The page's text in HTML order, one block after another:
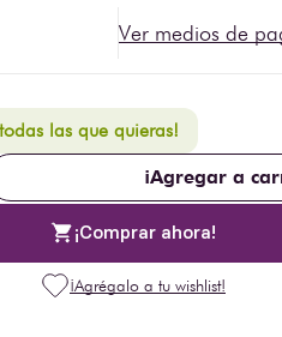
Ver medios de
las que quieras!
¡Agregar a
¡Comprar ahora!